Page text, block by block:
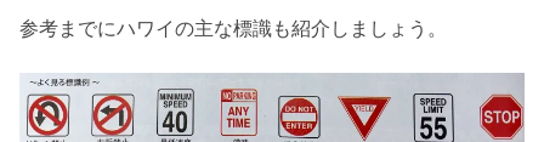
参考までにハワイの主な標識も紹介しましょう。